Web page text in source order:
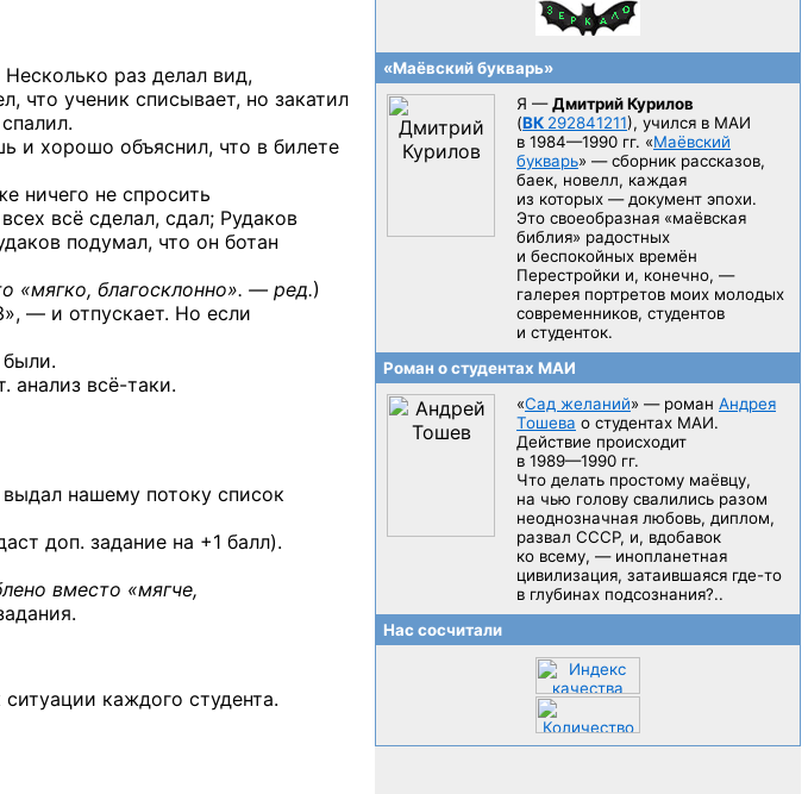
раз делал вид,
что ученик списывает, но закатил
и хорошо объяснил, что в билете
ничего не спросить
всё сделал, сдал; Рудаков
подумал, что он ботан
«мягко, благосклонно». — ред.)
— и отпускает. Но если
анализ всё-таки.
нашему потоку список
доп. задание на +1 балл).
вместо «мягче,
каждого студента.
«Маёвский букварь»
Я —Дмитрий Курилов
(ВК 292841211), учился в МАИ
в 1984—1990 гг. «Маёвский
букварь» — сборник рассказов,
баек, новелл, каждая
из которых — документ эпохи.
Это своеобразная «маёвская
библия» радостных
и беспокойных времён
Перестройки и, конечно, —
галерея портретов моих молодых
современников, студентов
и студенток.
Роман о студентах МАИ
«Сад желаний» — роман Андрея
Тошева о студентах МАИ.
Действие происходит
в 1989—1990 гг.
Что делать простому маёвцу,
на чью голову свалились разом
неоднозначная любовь, диплом,
развал CCCP, и, вдобавок
ко всему, — инопланетная
цивилизация, затаившаяся где-то
в глубинах подсознания?..
Нас сосчитали